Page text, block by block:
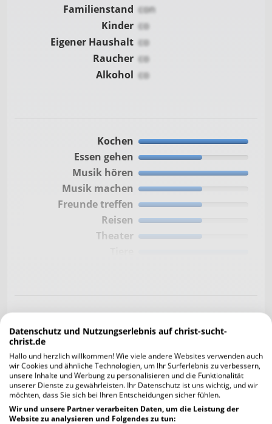
Familienstand con
Kinder co
Eigener Haushalt co
Raucher co
Alkohol co
Kochen
Essen gehen
Musik hören
Musik machen
Freunde treffen
Reisen
Theater
Backen
Handarbeit
und weshalb?
consetetur sadipscing elitr, sed diam nonumy.
Lorem ipsum dolor sit amet, consetetur
sadipscing elitr, sed diam nonumy. Lorem
ipsum dolor sit amet, consete
Engagierst du dich in der Gemeinde?
consetetur sadipscing elitr, sed diam nonumy.
Datenschutz und Nutzungserlebnis auf christ-sucht-
christ.de
Hallo und herzlich willkommen! Wie viele andere Websites verwenden auch
wir Cookies und ähnliche Technologien, um Ihr Surferlebnis zu verbessern,
unsere Inhalte und Werbung zu personalisieren und die Funktionalität
unserer Dienste zu gewährleisten. Ihr Datenschutz ist uns wichtig, und wir
möchten, dass Sie sich bei Ihren Entscheidungen sicher fühlen.
Wir und unsere Partner verarbeiten Daten, um die Leistung der
Website zu analysieren und Folgendes zu tun: